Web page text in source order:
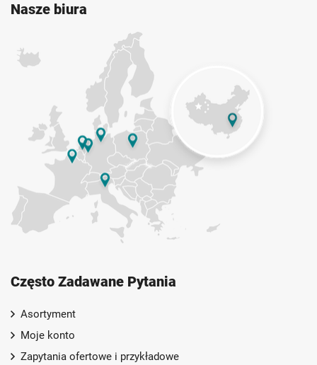
Nasze biura
Często Zadawane Pytania
Asortyment
Moje konto
Zapytania ofertowe i przykładowe